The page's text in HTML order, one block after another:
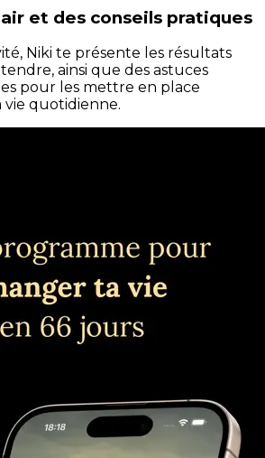
et des conseils pratiques
Niki te présente les résultats
ainsi que des astuces
pour les mettre en place
vie quotidienne.